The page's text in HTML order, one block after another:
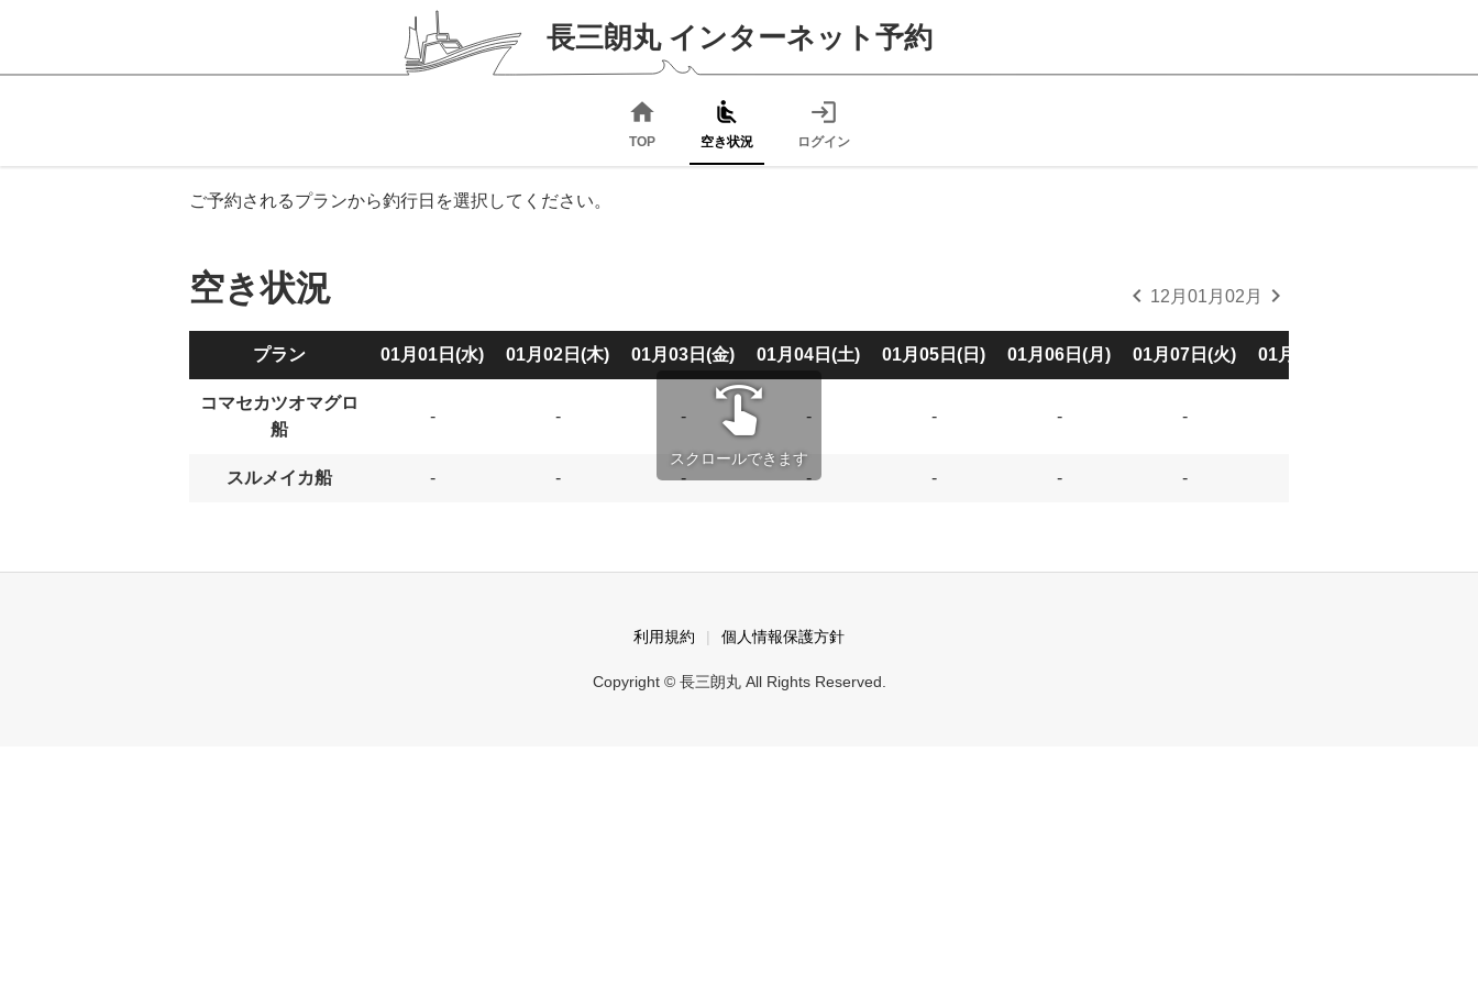
長三朗丸 インターネット予約
home
TOP
airline_seat_recline_normal
空き状況
login
ログイン
ご予約されるプランから釣行日を選択してください。
空き状況 chevron_left 12月 01月 02月 chevron_right
プラン 01月01日(水) 01月02日(木) 01月03日(金) 01月04日(土) 01月05日(日) 01月06日(月) 01月07日(火) 01月08日(水)
コマセカツオマグロ
船
- - - - - - -
スルメイカ船 - - - - - - -
swipe
スクロールできます
利用規約 個人情報保護方針
Copyright © 長三朗丸 All Rights Reserved.